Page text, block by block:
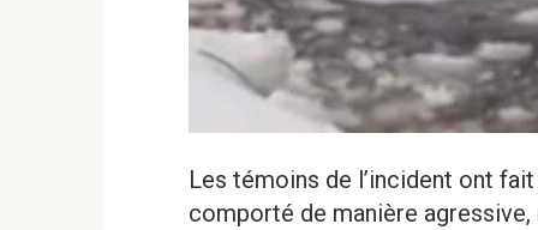
Les témoins de l’incident ont
comporté de manière agressive,